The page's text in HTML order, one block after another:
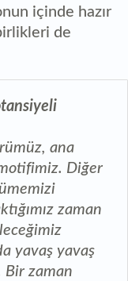
içinde hazır
de
ana
Diğer
zaman
yavaş yavaş
Bir zaman